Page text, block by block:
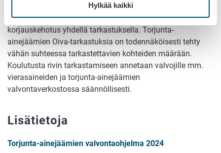
Hylkää kaikki
puutteita. Kahdella tarkastuksella annettiin arvosana B
sekä ohjausta ja neuvontaa, ja arvosana C sekä
korjauskehotus yhdellä tarkastuksella. Torjunta-
ainejäämien Oiva-tarkastuksia on todennäköisesti tehty
vähän suhteessa tarkastettavien kohteiden määrään.
Koulutusta rivin tarkastamiseen annetaan valvojille mm.
vierasaineiden ja torjunta-ainejäämien
valvontaverkostossa säännöllisesti.
Lisätietoja
Torjunta-ainejäämien valvontaohjelma 2024